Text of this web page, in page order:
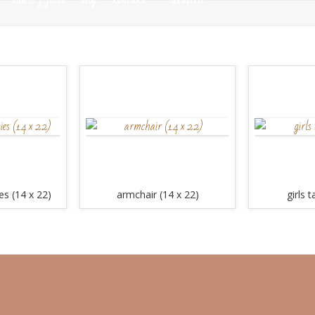
(14 x 22) armchair (14 x 22) girls